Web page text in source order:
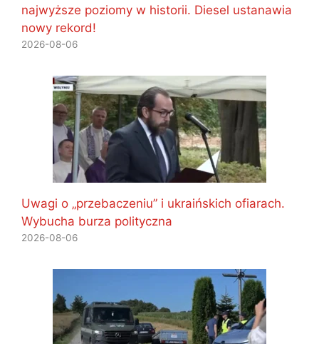
najwyższe poziomy w historii. Diesel ustanawia
nowy rekord!
2026-08-06
Uwagi o „przebaczeniu” i ukraińskich ofiarach.
Wybucha burza polityczna
2026-08-06